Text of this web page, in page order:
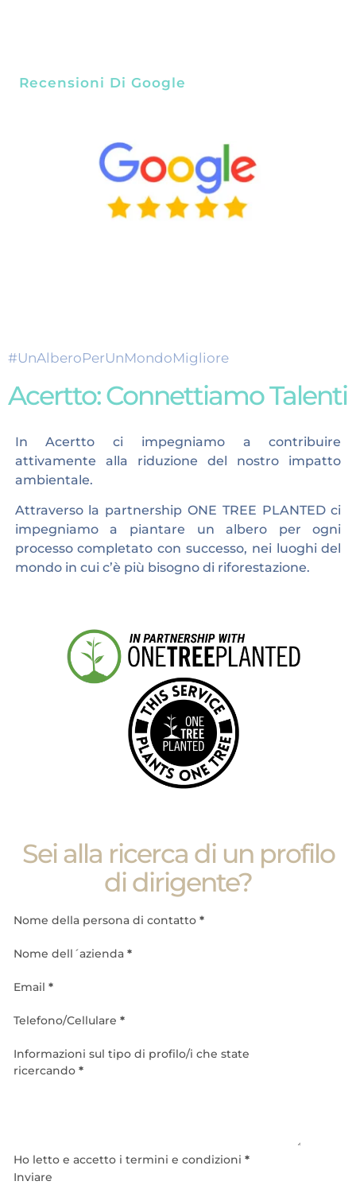
Recensioni Di Google
#UnAlberoPerUnMondoMigliore
Acertto: Connettiamo Talenti
In Acertto ci impegniamo a contribuire
attivamente alla riduzione del nostro impatto
ambientale.
Attraverso la partnership ONE TREE PLANTED ci
impegniamo a piantare un albero per ogni
processo completato con successo, nei luoghi del
mondo in cui c’è più bisogno di riforestazione.
Sei alla ricerca di un profilo
di dirigente?
Nome della persona di contatto *
Nome dell´azienda *
Email *
Telefono/Cellulare *
Informazioni sul tipo di profilo/i che state
ricercando *
Ho letto e accetto i termini e condizioni *
Inviare